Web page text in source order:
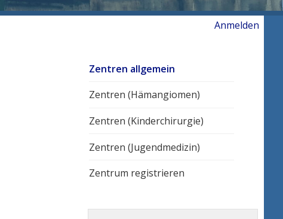
Anmelden
Zentren allgemein
Zentren (Hämangiomen)
Zentren (Kinderchirurgie)
Zentren (Jugendmedizin)
Zentrum registrieren